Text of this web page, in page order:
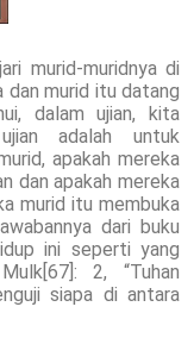
murid-muridnya di
dan murid itu datang
dalam ujian, kita
adalah untuk
apakah mereka
dan apakah mereka
murid itu membuka
dari buku
ini seperti yang
2, “Tuhan
siapa di antara